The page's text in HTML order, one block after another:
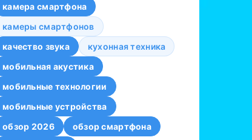
камера смартфона
камеры смартфонов
качество звука
кухонная техника
мобильная акустика
мобильные технологии
мобильные устройства
обзор 2026
обзор смартфона